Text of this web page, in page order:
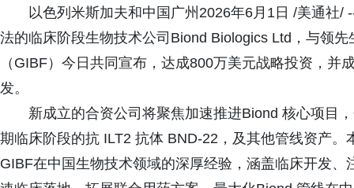
以色列米斯加夫和中国广州2026年6月1日 /美通社
法的临床阶段生物技术公司Biond Biologics Ltd，与领
（GIBF）今日共同宣布，达成800万美元战略投资，
发。
新成立的合资公司将聚焦加速推进Biond 核心项目
期临床阶段的抗 ILT2 抗体 BND-22，及其他管线资产
GIBF在中国生物技术领域的深厚经验，涵盖临床开发